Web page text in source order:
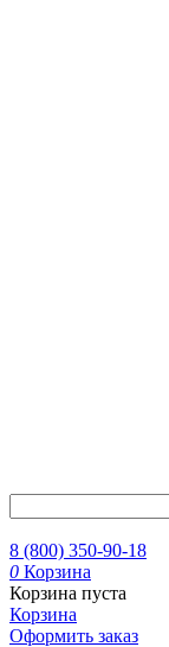
8 (800) 350-90-18
0 Корзина
Корзина пуста
Корзина
Оформить заказ